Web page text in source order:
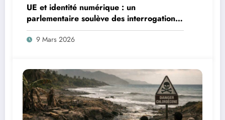
UE et identité numérique : un
parlementaire soulève des interrogations
juridiques
9 Mars 2026